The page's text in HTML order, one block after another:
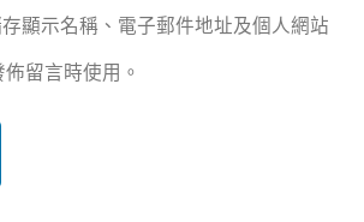
顯示名稱、電子郵件地址及個人網站
留言時使用。